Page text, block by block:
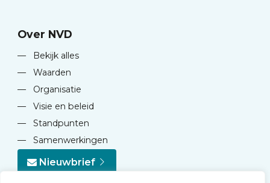
Over NVD
—
Bekijk alles
—
Waarden
—
Organisatie
—
Visie en beleid
—
Standpunten
—
Samenwerkingen
Nieuwbrief